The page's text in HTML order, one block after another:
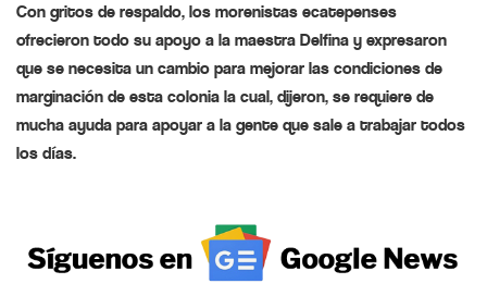
Con gritos de respaldo, los morenistas ecatepenses
ofrecieron todo su apoyo a la maestra Delfina y expresaron
que se necesita un cambio para mejorar las condiciones de
marginación de esta colonia la cual, dijeron, se requiere de
mucha ayuda para apoyar a la gente que sale a trabajar todos
los días.